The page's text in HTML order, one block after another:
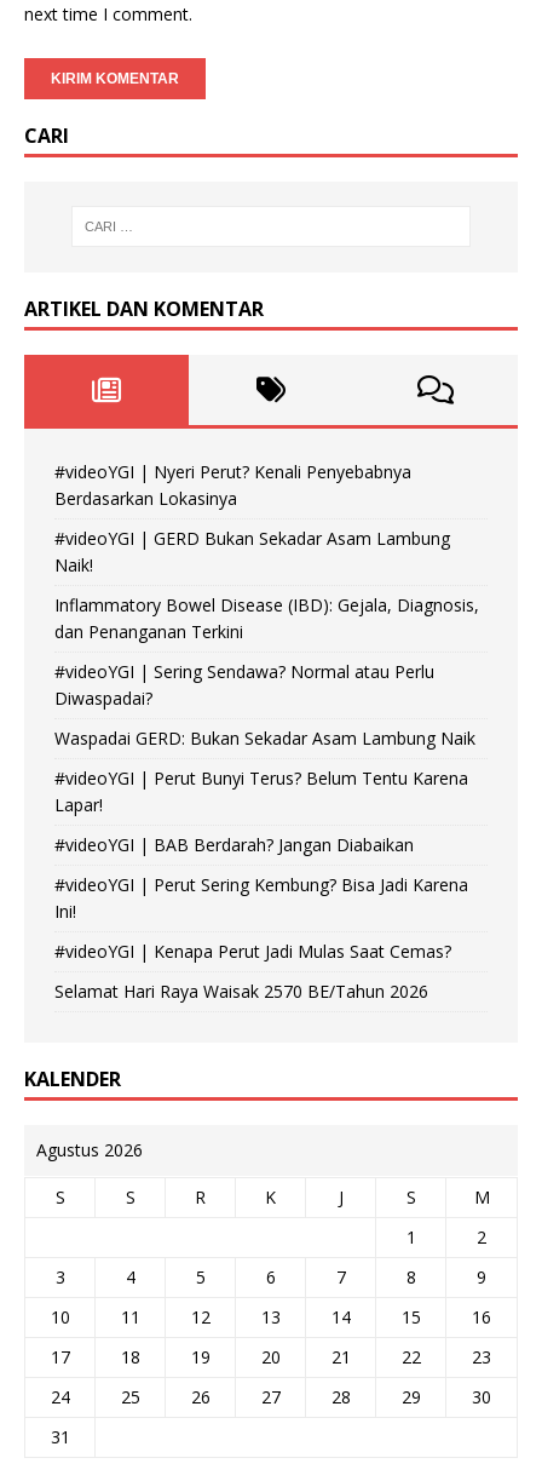
next time I comment.
CARI
ARTIKEL DAN KOMENTAR
#videoYGI | Nyeri Perut? Kenali Penyebabnya
Berdasarkan Lokasinya
#videoYGI | GERD Bukan Sekadar Asam Lambung
Naik!
Inflammatory Bowel Disease (IBD): Gejala, Diagnosis,
dan Penanganan Terkini
#videoYGI | Sering Sendawa? Normal atau Perlu
Diwaspadai?
Waspadai GERD: Bukan Sekadar Asam Lambung Naik
#videoYGI | Perut Bunyi Terus? Belum Tentu Karena
Lapar!
#videoYGI | BAB Berdarah? Jangan Diabaikan
#videoYGI | Perut Sering Kembung? Bisa Jadi Karena
Ini!
#videoYGI | Kenapa Perut Jadi Mulas Saat Cemas?
Selamat Hari Raya Waisak 2570 BE/Tahun 2026
KALENDER
Agustus 2026
S S R K J S
M
1
2
3
4 5 6 7 8
9
10
11 12 13 14 15
16
17
18 19 20 21 22
23
24
25 26 27 28 29
30
31